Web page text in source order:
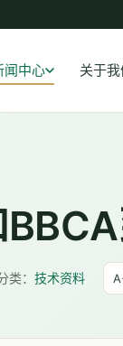
闻中心 关于
类： 技术资料